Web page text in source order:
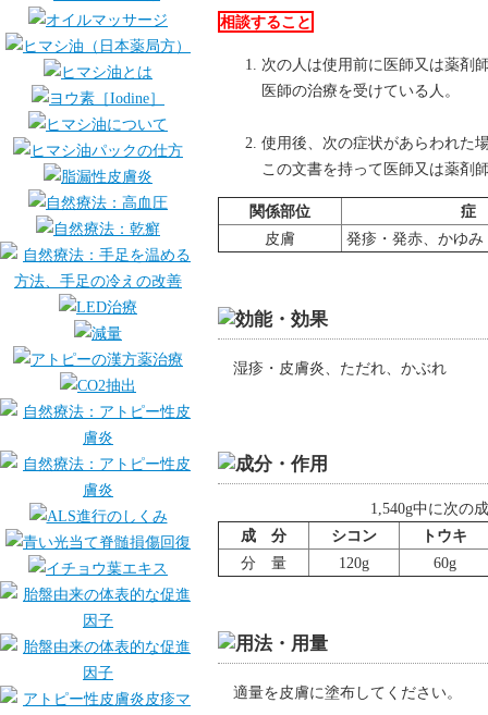
相談すること
次の人は使用前に医師又は薬剤
医師の治療を受けている人。
使用後、次の症状があらわれた
この文書を持って医師又は薬剤
関係部位
症
皮膚
発疹・発赤、かゆみ
湿疹・皮膚炎、ただれ、かぶれ
1,540g中に次の
成 分
シコン
トウキ
分 量
120g 60g
適量を皮膚に塗布してください。